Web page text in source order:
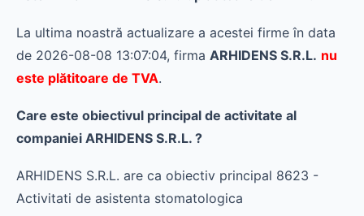
La ultima noastră actualizare a acestei firme în data
de 2026-08-08 13:07:04, firma ARHIDENS S.R.L. nu
este plătitoare de TVA.
Care este obiectivul principal de activitate al
companiei ARHIDENS S.R.L. ?
ARHIDENS S.R.L. are ca obiectiv principal 8623 -
Activitati de asistenta stomatologica